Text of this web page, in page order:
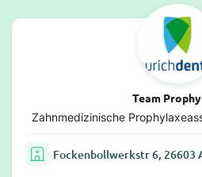
Team
Zahnmedizinische
Fockenbollwerkstr 6, 26603